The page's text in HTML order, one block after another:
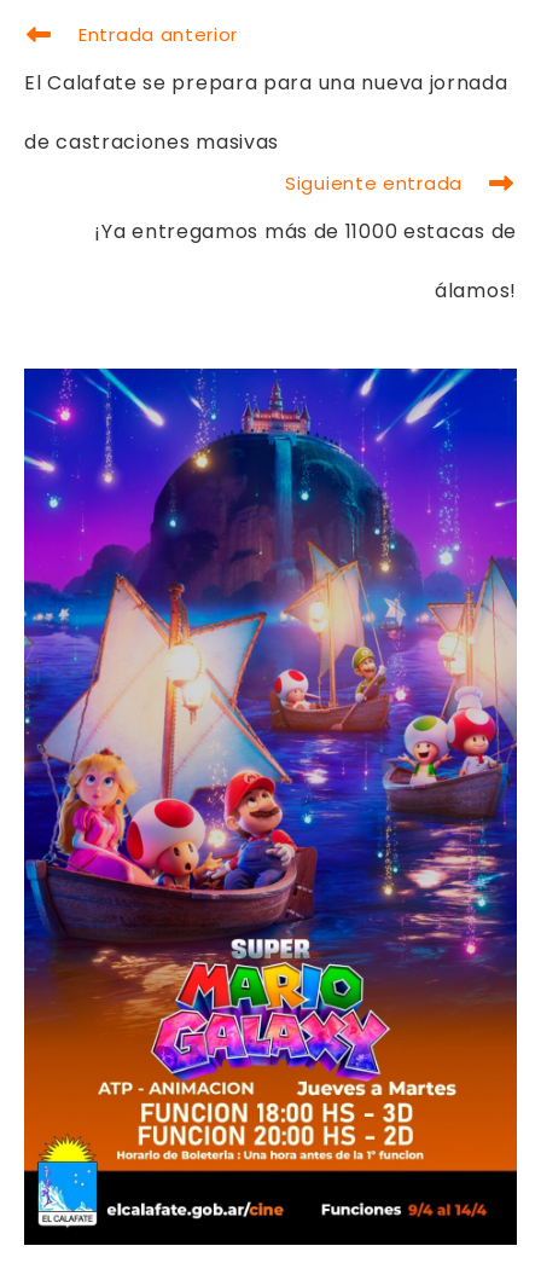
LEER
ARTÍCULOS
Entrada anterior
El Calafate se prepara para una nueva jornada
de castraciones masivas
Siguiente entrada
¡Ya entregamos más de 11000 estacas de
álamos!